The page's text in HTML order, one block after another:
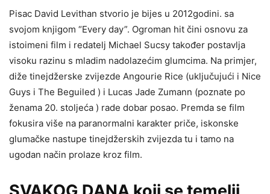
Pisac David Levithan stvorio je bijes u 2012godini. sa
svojom knjigom “Every day”. Ogroman hit čini osnovu za
istoimeni film i redatelj Michael Sucsy također postavlja
visoku razinu s mladim nadolazećim glumcima. Na primjer,
diže tinejdžerske zvijezde Angourie Rice (uključujući i Nice
Guys i The Beguiled ) i Lucas Jade Zumann (poznate po
ženama 20. stoljeća ) rade dobar posao. Premda se film
fokusira više na paranormalni karakter priče, iskonske
glumačke nastupe tinejdžerskih zvijezda tu i tamo na
ugodan način prolaze kroz film.